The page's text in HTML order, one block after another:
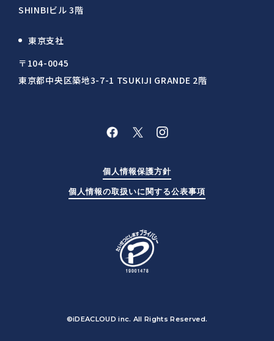
SHINBIビル 3階
東京支社
〒104-0045
東京都中央区築地3-7-1 TSUKIJI GRANDE 2階
個人情報保護方針
個人情報の取扱いに関する公表事項
©iDEACLOUD inc. All Rights Reserved.